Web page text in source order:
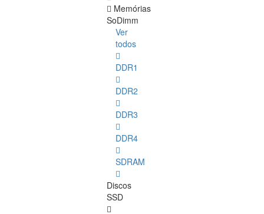
Memórias
SoDimm
Ver
todos
DDR1
DDR2
DDR3
DDR4
SDRAM
Discos
SSD